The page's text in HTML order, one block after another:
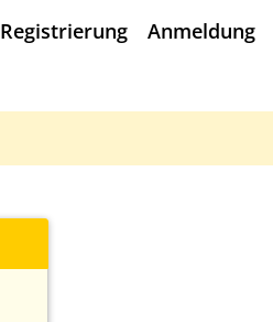
Registrierung Anmeldung